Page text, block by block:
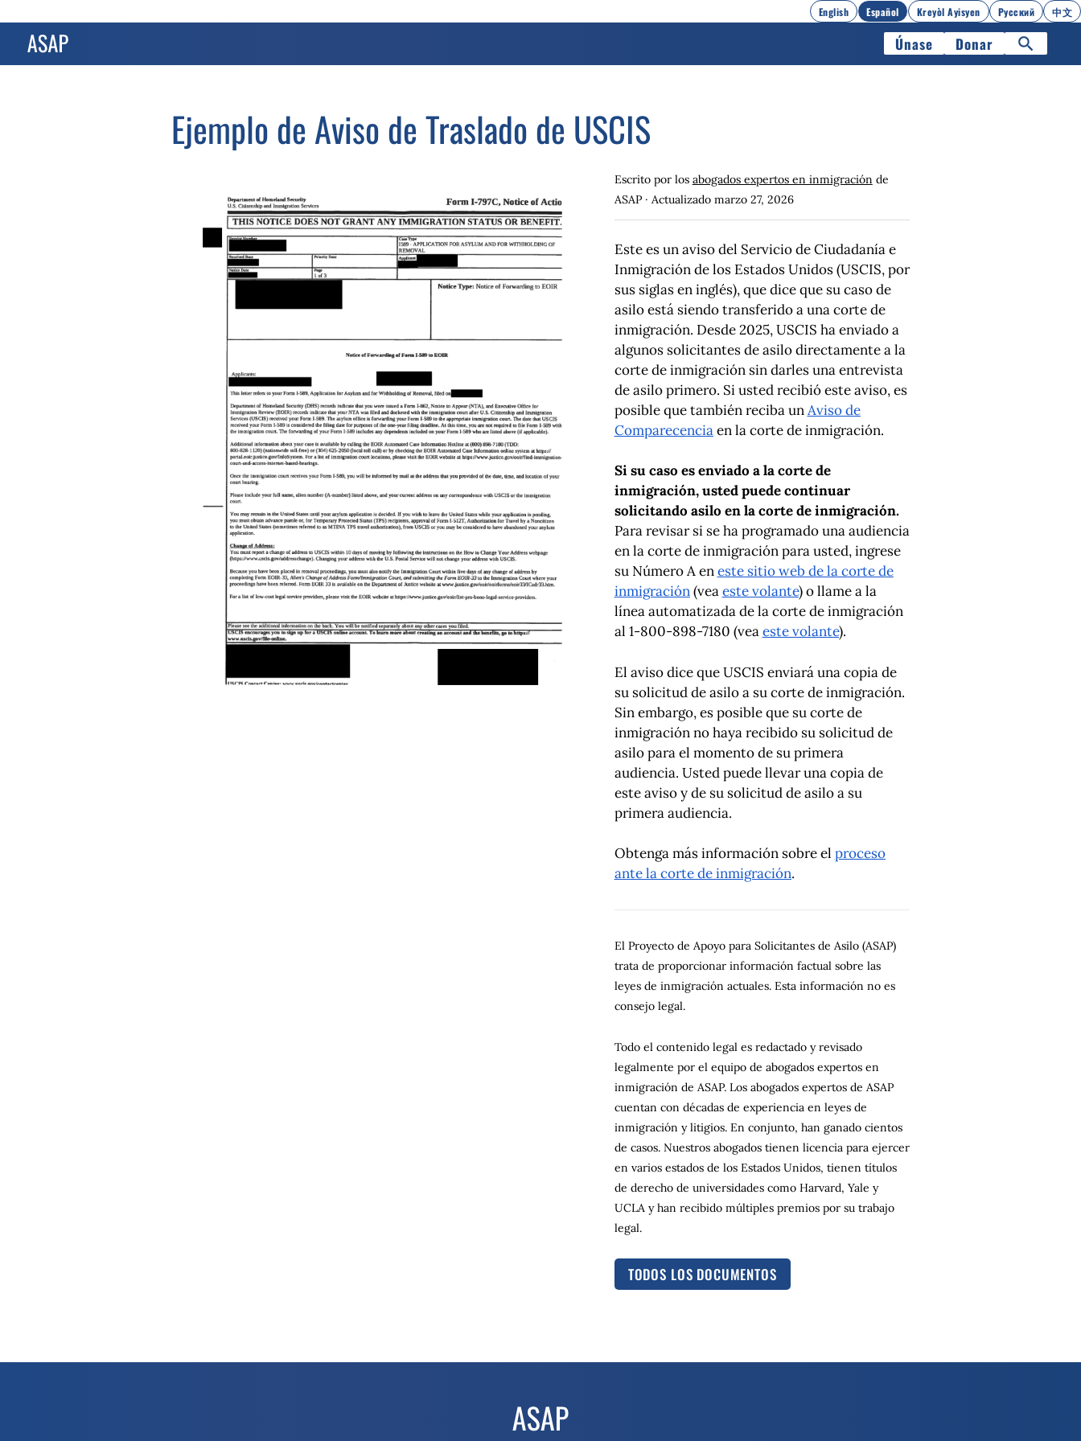
English Español Kreyòl Ayisyen Русский 中文
Únase Donar
Ejemplo de Aviso de Traslado de USCIS
Escrito por los abogados expertos en inmigración de
ASAP · Actualizado marzo 27, 2026
Este es un aviso del Servicio de Ciudadanía e
Inmigración de los Estados Unidos (USCIS, por
sus siglas en inglés), que dice que su caso de
asilo está siendo transferido a una corte de
inmigración. Desde 2025, USCIS ha enviado a
algunos solicitantes de asilo directamente a la
corte de inmigración sin darles una entrevista
de asilo primero. Si usted recibió este aviso, es
posible que también reciba unAviso de
Comparecenciaen la corte de inmigración.
Si su caso es enviado a la corte de
inmigración, usted puede continuar
solicitando asilo en la corte de inmigración.
Para revisar si se ha programado una audiencia
en la corte de inmigración para usted, ingrese
su Número A eneste sitio web de la corte de
inmigración(veaeste volante) o llame a la
línea automatizada de la corte de inmigración
al 1-800-898-7180 (veaeste volante).
El aviso dice que USCIS enviará una copia de
su solicitud de asilo a su corte de inmigración.
Sin embargo, es posible que su corte de
inmigración no haya recibido su solicitud de
asilo para el momento de su primera
audiencia. Usted puede llevar una copia de
este aviso y de su solicitud de asilo a su
primera audiencia.
Obtenga más información sobre el proceso
ante la corte de inmigración.
El Proyecto de Apoyo para Solicitantes de Asilo (ASAP)
trata de proporcionar información factual sobre las
leyes de inmigración actuales. Esta información no es
consejo legal.
Todo el contenido legal es redactado y revisado
legalmente por el equipo de abogados expertos en
inmigración de ASAP. Los abogados expertos de ASAP
cuentan con décadas de experiencia en leyes de
inmigración y litigios. En conjunto, han ganado cientos
de casos. Nuestros abogados tienen licencia para ejercer
en varios estados de los Estados Unidos, tienen títulos
de derecho de universidades como Harvard, Yale y
UCLA y han recibido múltiples premios por su trabajo
legal.
TODOS LOS DOCUMENTOS